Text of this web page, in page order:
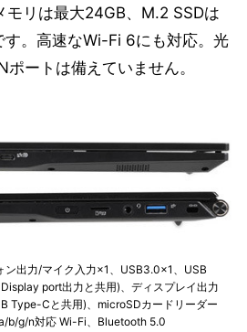
モリは最大24GB、M.2 SSDは
。高速なWi-Fi 6にも対応。光
ートは備えていません。
ン出力/マイク入力×1、USB3.0×1、USB
port出力と共用)、ディスプレイ出力
Type-Cと共用)、microSDカードリーダー
b/g/n対応 Wi-Fi、Bluetooth 5.0